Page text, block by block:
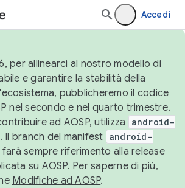
Accedi
per allinearci al nostro modello di
e garantire la stabilità della
pubblicheremo il codice
nel secondo e nel quarto trimestre.
ad AOSP, utilizza
android-
. Il branch del manifest android-
farà sempre riferimento alla release
su AOSP. Per saperne di più,
Modifiche ad AOSP.